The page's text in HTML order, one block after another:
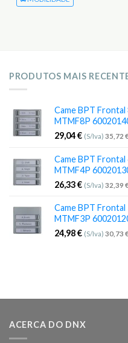
PRODUTOS MAIS
Came BPT
MTMF8P
29,04€ (S/Iva) 35,72
Came BPT
MTMF4P
26,33€ (S/Iva) 32,39
Came BPT
MTMF3P
24,98€ (S/Iva) 30,73
ACERCA DO DNX